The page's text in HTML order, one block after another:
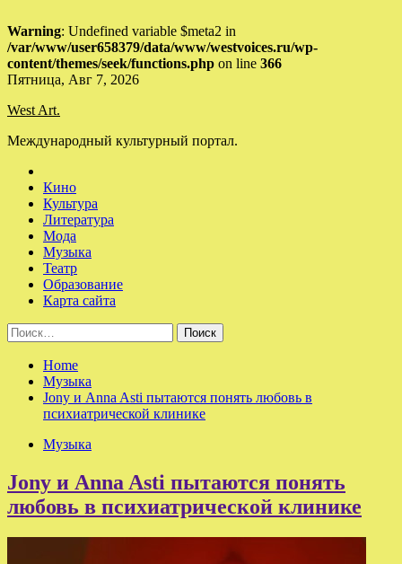
Warning: Undefined variable $meta2 in
/var/www/user658379/data/www/westvoices.ru/wp-
content/themes/seek/functions.php on line 366
Skip
content
Пятница, Авг 7, 2026
West Art.
Международный культурный портал.
Кино
Культура
Литература
Мода
Музыка
Театр
Образование
Карта сайта
Найти:
Home
Музыка
Jony и Anna Asti пытаются понять любовь в
психиатрической клинике
Музыка
Jony и Anna Asti пытаются понять
любовь в психиатрической клинике